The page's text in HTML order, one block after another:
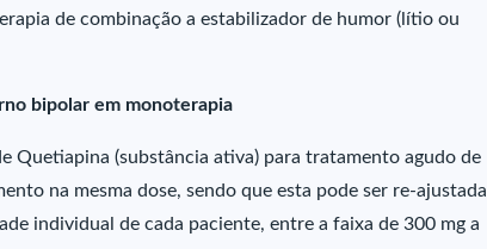
de combinação a estabilizador de humor (lítio ou
bipolar em monoterapia
Quetiapina (substância ativa) para tratamento agudo de
na mesma dose, sendo que esta pode ser re-ajustada
individual de cada paciente, entre a faixa de 300 mg a